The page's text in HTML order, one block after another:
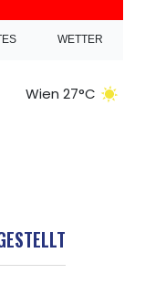
WETTER
Wien 27°C